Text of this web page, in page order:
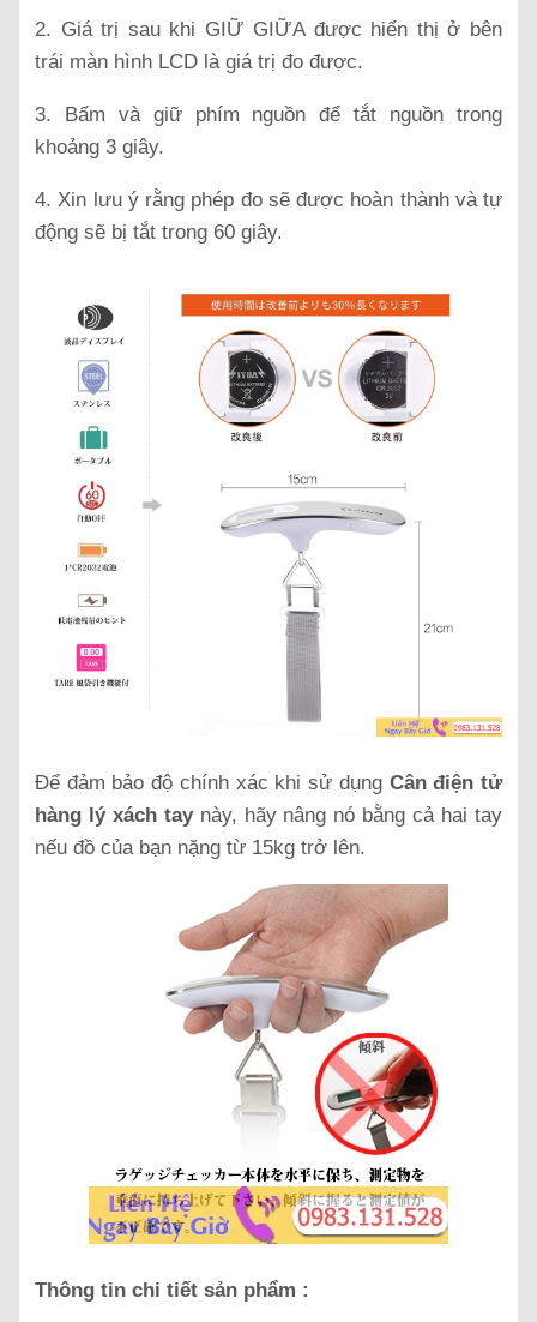
2. Giá trị sau khi GIỮ GIỮA được hiển thị ở bên
trái màn hình LCD là giá trị đo được.
3. Bấm và giữ phím nguồn để tắt nguồn trong
khoảng 3 giây.
4. Xin lưu ý rằng phép đo sẽ được hoàn thành và tự
động sẽ bị tắt trong 60 giây.
Để đảm bảo độ chính xác khi sử dụng Cân điện tử
hàng lý xách tay này, hãy nâng nó bằng cả hai tay
nếu đồ của bạn nặng từ 15kg trở lên.
Thông tin chi tiết sản phẩm :